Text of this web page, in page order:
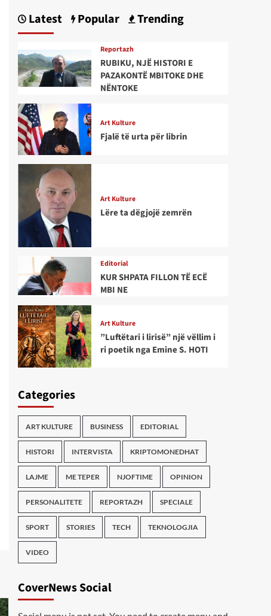
Latest Popular Trending
Reportazh
RUBIKU, NJË HISTORI E
PAZAKONTË MBITOKE DHE
NËNTOKE
Art Kulture
Fjalë të urta për librin
Art Kulture
Lëre ta dëgjojë zemrën
Editorial
KUR SHPATA FILLON TË ECË
MBI NE
Art Kulture
”Luftëtari i lirisë” një vëllim i
ri poetik nga Emine S. HOTI
Categories
ART KULTURE BUSINESS EDITORIAL
HISTORI INTERVISTA KRIPTOMONEDHAT
LAJME ME TEPER NJOFTIME OPINION
PERSONALITETE REPORTAZH SPECIALE
SPORT STORIES TECH TEKNOLOGJIA
VIDEO
CoverNews Social